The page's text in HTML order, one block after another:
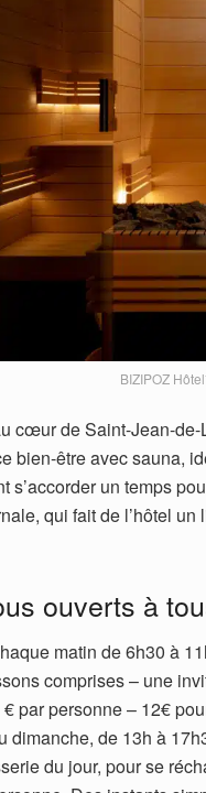
BIZIPOZ
cœur de Saint-Jean-
bien-être avec sauna,
s’accorder un temps
qui fait de l’hôtel
ouverts à
matin de 6h30 à
comprises – une
par personne – 12€
dimanche, de 13h à
du jour, pour se